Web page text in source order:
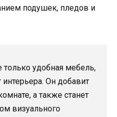
подушек, пледов и
только удобная мебель,
Он добавит
а также станет
визуального